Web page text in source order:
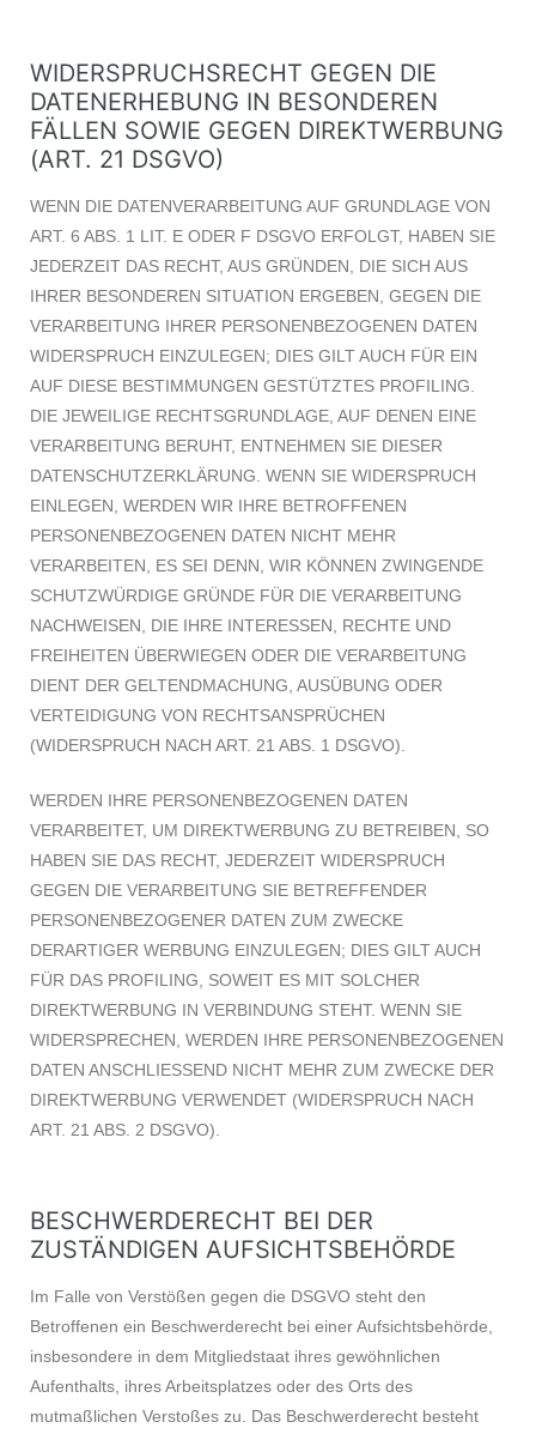
WIDERSPRUCHSRECHT GEGEN DIE
DATENERHEBUNG IN BESONDEREN
FÄLLEN SOWIE GEGEN DIREKTWERBUNG
(ART. 21 DSGVO)
WENN DIE DATENVERARBEITUNG AUF GRUNDLAGE VON
ART. 6 ABS. 1 LIT. E ODER F DSGVO ERFOLGT, HABEN SIE
JEDERZEIT DAS RECHT, AUS GRÜNDEN, DIE SICH AUS
IHRER BESONDEREN SITUATION ERGEBEN, GEGEN DIE
VERARBEITUNG IHRER PERSONENBEZOGENEN DATEN
WIDERSPRUCH EINZULEGEN; DIES GILT AUCH FÜR EIN
AUF DIESE BESTIMMUNGEN GESTÜTZTES PROFILING.
DIE JEWEILIGE RECHTSGRUNDLAGE, AUF DENEN EINE
VERARBEITUNG BERUHT, ENTNEHMEN SIE DIESER
DATENSCHUTZERKLÄRUNG. WENN SIE WIDERSPRUCH
EINLEGEN, WERDEN WIR IHRE BETROFFENEN
PERSONENBEZOGENEN DATEN NICHT MEHR
VERARBEITEN, ES SEI DENN, WIR KÖNNEN ZWINGENDE
SCHUTZWÜRDIGE GRÜNDE FÜR DIE VERARBEITUNG
NACHWEISEN, DIE IHRE INTERESSEN, RECHTE UND
FREIHEITEN ÜBERWIEGEN ODER DIE VERARBEITUNG
DIENT DER GELTENDMACHUNG, AUSÜBUNG ODER
VERTEIDIGUNG VON RECHTSANSPRÜCHEN
(WIDERSPRUCH NACH ART. 21 ABS. 1 DSGVO).
WERDEN IHRE PERSONENBEZOGENEN DATEN
VERARBEITET, UM DIREKTWERBUNG ZU BETREIBEN, SO
HABEN SIE DAS RECHT, JEDERZEIT WIDERSPRUCH
GEGEN DIE VERARBEITUNG SIE BETREFFENDER
PERSONENBEZOGENER DATEN ZUM ZWECKE
DERARTIGER WERBUNG EINZULEGEN; DIES GILT AUCH
FÜR DAS PROFILING, SOWEIT ES MIT SOLCHER
DIREKTWERBUNG IN VERBINDUNG STEHT. WENN SIE
WIDERSPRECHEN, WERDEN IHRE PERSONENBEZOGENEN
DATEN ANSCHLIESSEND NICHT MEHR ZUM ZWECKE DER
DIREKTWERBUNG VERWENDET (WIDERSPRUCH NACH
ART. 21 ABS. 2 DSGVO).
BESCHWERDE­RECHT BEI DER
ZUSTÄNDIGEN AUFSICHTS­BEHÖRDE
Im Falle von Verstößen gegen die DSGVO steht den
Betroffenen ein Beschwerderecht bei einer Aufsichtsbehörde,
insbesondere in dem Mitgliedstaat ihres gewöhnlichen
Aufenthalts, ihres Arbeitsplatzes oder des Orts des
mutmaßlichen Verstoßes zu. Das Beschwerderecht besteht